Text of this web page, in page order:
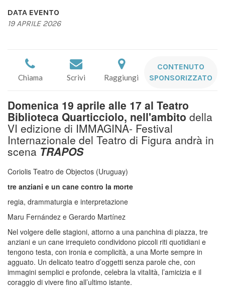
DATA EVENTO
19 APRILE 2026
Chiama Scrivi Raggiungi
CONTENUTO
SPONSORIZZATO
Domenica 19 aprile alle 17 al Teatro
Biblioteca Quarticciolo, nell'ambito della
VI edizione di IMMAGINA- Festival
Internazionale del Teatro di Figura andrà in
scena TRAPOS
Coriolis Teatro de Objectos (Uruguay)
tre anziani e un cane contro la morte
regia, drammaturgia e interpretazione
Maru Fernández e Gerardo Martínez
Nel volgere delle stagioni, attorno a una panchina di piazza, tre
anziani e un cane irrequieto condividono piccoli riti quotidiani e
tengono testa, con ironia e complicità, a una Morte sempre in
agguato. Un delicato teatro d’oggetti senza parole che, con
immagini semplici e profonde, celebra la vitalità, l’amicizia e il
coraggio di vivere fino all’ultimo istante.